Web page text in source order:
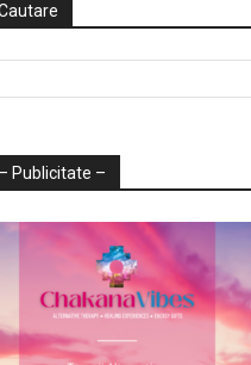
Publicitate –